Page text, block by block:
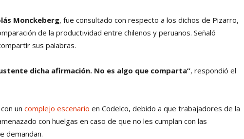
Monckeberg, fue consultado con respecto a los dichos de Pizarro,
de la productividad entre chilenos y peruanos. Señaló
sus palabras.
dicha afirmación. No es algo que comparta”, respondió el
un complejo escenario en Codelco, debido a que trabajadores de la
con huelgas en caso de que no les cumplan con las
demandan.